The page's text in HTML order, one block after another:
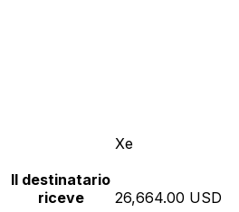
Xe
Il destinatario
riceve
26,664.00 USD